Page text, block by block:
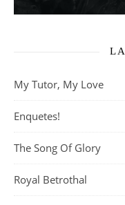
My Tutor, My Love
Enquetes!
The Song Of Glory
Royal Betrothal